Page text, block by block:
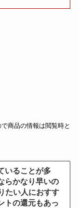
商品の情報は閲覧時と
いることが多
らかなり早いの
たい人におすす
トの還元もあっ